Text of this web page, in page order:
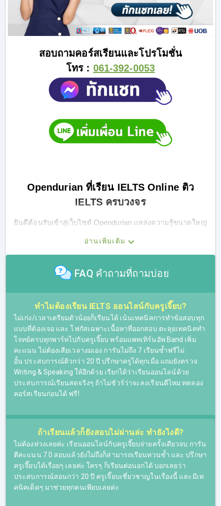
สอบถามคอร์สเรียนและโปรโมชั่น
โทร : 061-392-0053
Opendurian ที่เรียน IELTS Online ติว
IELTS ครบวงจร
ยินดีต้อนรับเข้าสู่เว็บไซต์ Opendurian แหล่งความรู้ขนาดใหญ่
ตอนนี้พวกเราอยู่กันที่หน้าติว IELTS ที่พร้อมตอบโจทย์ความ
ต้องการสำหรับคนที่กำลังมองหาที่เรียน IELTS Online
เรามีคอร์สเรียน IELTS แบบครบวงจร พร้อมติวทั้ง 4 Skills
ครบ ไม่ว่าผู้เรียนจะอ่อนทักษะไหนก็ตาม พื้นฐานอ่อนหรือพื้น
ฐานดีอยู่แล้ว ก็สามารถเลือกคอร์สเรียน IELTS ที่เหมาะกับตัว
เองได้ โดยผู้เรียนจะได้ติวสอบ IELTS กับครูเจี๊ยบ ติวเตอร์ที่
สั่งสมประสบการณ์มากว่า 25 ปี ทั้งเส้นทางการสอนภาษา
อังกฤษและการติว IELTS ที่ช่วยให้ใครหลายๆ คน สามารถทำ
คะแนนสอบได้ตามเป้า และพิชิตเป้าหมายได้สำเร็จ ไม่ว่าจะ
เรียนต่อต่างประเทศใน ม.ดังติดอันดับโลก หรือเรียนต่อใน
ประเทศ ม.ดัง คณะต่างๆ หรือแม้กระทั่งใช้เป็นองค์ประกอบใน
การขอวีซ่าทำงานต่างประเทศ ฯลฯ
คอร์สเรียน IELTS ออนไลน์ของเรา
อ่านเพิ่มเติม
FAQ คำถามที่ถามบ่อย
ทำไมต้องเรียน IELTS ออนไลน์กับครูเจี๊ยบ?
ไม่เก่ง/เวลาเตรียมตัวน้อยก็เรียนได้ เน้นเทคนิคการทำข้อสอบทุก
แบบที่ต้องเจอ และ โฟกัสเฉพาะเนื้อหาที่ออกสอบ ตะลุยเทคนิคทำ
โจทย์ครบทุกพาร์ทไปกับครูเจี๊ยบ พร้อมแพทเทิร์นอัพ Band เพิ่ม
คะแนน ไม่ต้องเสียเวลางมเอง การันไม่ถึง 7 เรียนซ้ำฟรีไม่
อั้น ประสบการณ์ติวกว่า 20 ปี ปรึกษาครูได้ทุกเมื่อ แถมยังตรวจ
Writing & Speaking ให้อีกด้วย เรียกได้ว่าเรียนออนไลน์ด้วย
ประสบการณ์เรียนสดจริงๆ ถ้าไม่ชัวร์ว่าจะลงเรียนดีไหม ทดลอง
คอร์สเรียนก่อนได้ ฟรี!
ถ้าเรียนแล้วก็ยังสอบไม่ผ่านล่ะ ทำยังไงดี?
ไม่ต้องห่วงเลยค่ะ เรียนออนไลน์กับครูเจี๊ยบจ่ายครั้งเดียวจบ การัน
ตีคะแนน 7.0 สอบแล้วยังไม่ถึงก็สามารถเรียนทวนซ้ำ และ ปรึกษา
ครูเจี๊ยบได้เรื่อยๆ เลยค่ะ ใครๆ ก็เรียนต่อนอกได้ บอกเลยว่า
ประสบการณ์สอนกว่า 20 ปี ครูเจี๊ยบเชี่ยวชาญในเรื่องนี้ และมีเท
คนิคเด็ดๆ มาช่วยทุกคนเพียบเลยค่ะ